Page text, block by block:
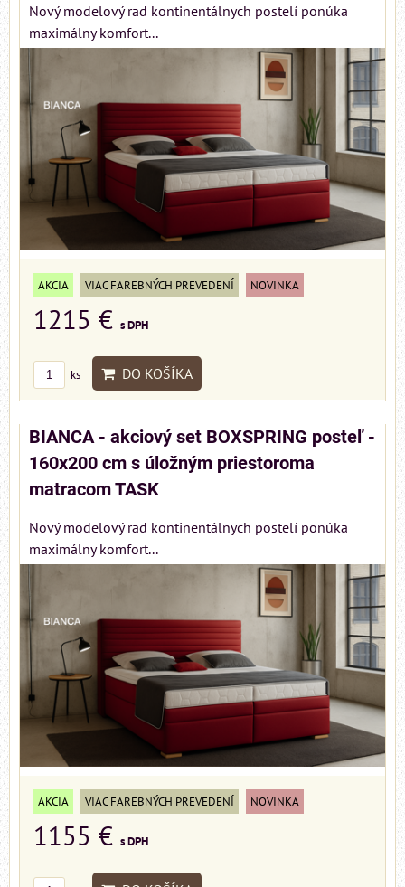
Nový modelový rad kontinentálnych postelí ponúka
maximálny komfort...
AKCIA VIAC FAREBNÝCH PREVEDENÍ NOVINKA
1215 € s DPH
ks DO KOŠÍKA
BIANCA - akciový set BOXSPRING posteľ -
160x200 cm s úložným priestoroma
matracom TASK
Nový modelový rad kontinentálnych postelí ponúka
maximálny komfort...
AKCIA VIAC FAREBNÝCH PREVEDENÍ NOVINKA
1155 € s DPH